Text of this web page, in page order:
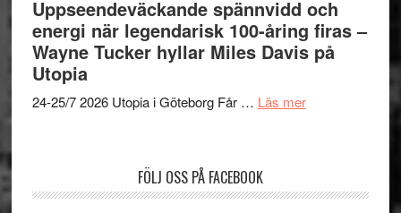
Day
–
kan
någonsin
jubileum
av
Queen
Uppseendeväckande spännvidd och
energi när legendarisk 100-åring firas –
Wayne Tucker hyllar Miles Davis på
Utopia
24-25/7 2026 Utopia i Göteborg Får … Läs merom
FÖLJ OSS PÅ FACEBOOK